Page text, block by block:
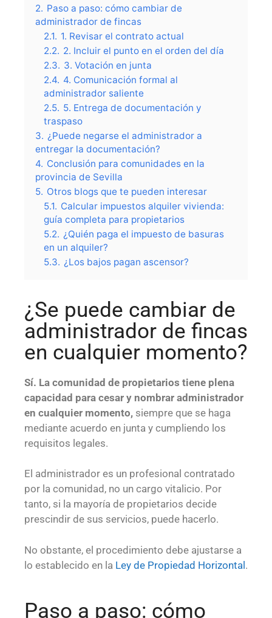
2. Paso a paso: cómo cambiar de
administrador de fincas
2.1. 1. Revisar el contrato actual
2.2. 2. Incluir el punto en el orden del día
2.3. 3. Votación en junta
2.4. 4. Comunicación formal al
administrador saliente
2.5. 5. Entrega de documentación y
traspaso
3. ¿Puede negarse el administrador a
entregar la documentación?
4. Conclusión para comunidades en la
provincia de Sevilla
5. Otros blogs que te pueden interesar
5.1. Calcular impuestos alquiler vivienda:
guía completa para propietarios
5.2. ¿Quién paga el impuesto de basuras
en un alquiler?
5.3. ¿Los bajos pagan ascensor?
¿Se puede cambiar de
administrador de fincas
en cualquier momento?
Sí. La comunidad de propietarios tiene plena
capacidad para cesar y nombrar administrador
en cualquier momento, siempre que se haga
mediante acuerdo en junta y cumpliendo los
requisitos legales.
El administrador es un profesional contratado
por la comunidad, no un cargo vitalicio. Por
tanto, si la mayoría de propietarios decide
prescindir de sus servicios, puede hacerlo.
No obstante, el procedimiento debe ajustarse a
lo establecido en la Ley de Propiedad Horizontal.
Paso a paso: cómo